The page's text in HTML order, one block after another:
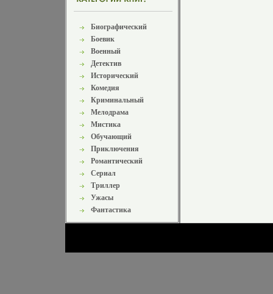
Биографический
Боевик
Военный
Детектив
Исторический
Комедия
Криминальный
Мелодрама
Мистика
Обучающий
Приключения
Романтический
Сериал
Триллер
Ужасы
Фантастика